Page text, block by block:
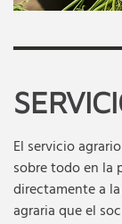
El servicio
sobre todo en la
directamente a
agraria que el